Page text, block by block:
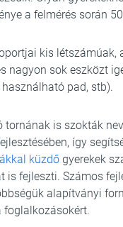
a felmérés során
kis létszámúak,
nagyon sok eszközt
pad, stb).
tornának is szokták
így
küzdő gyerekek
is fejleszti. Számos
alapítványi
foglalkozásokért.